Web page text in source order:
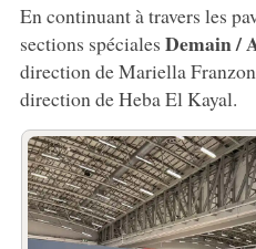
En continuant à travers les
sections spéciales Demain /
direction de Mariella
direction de Heba El Kayal.